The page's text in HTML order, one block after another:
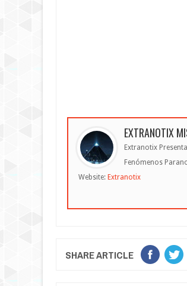
EXTRANOTIX
Extranotix
Fenómenos
Website: Extranotix
SHARE ARTICLE